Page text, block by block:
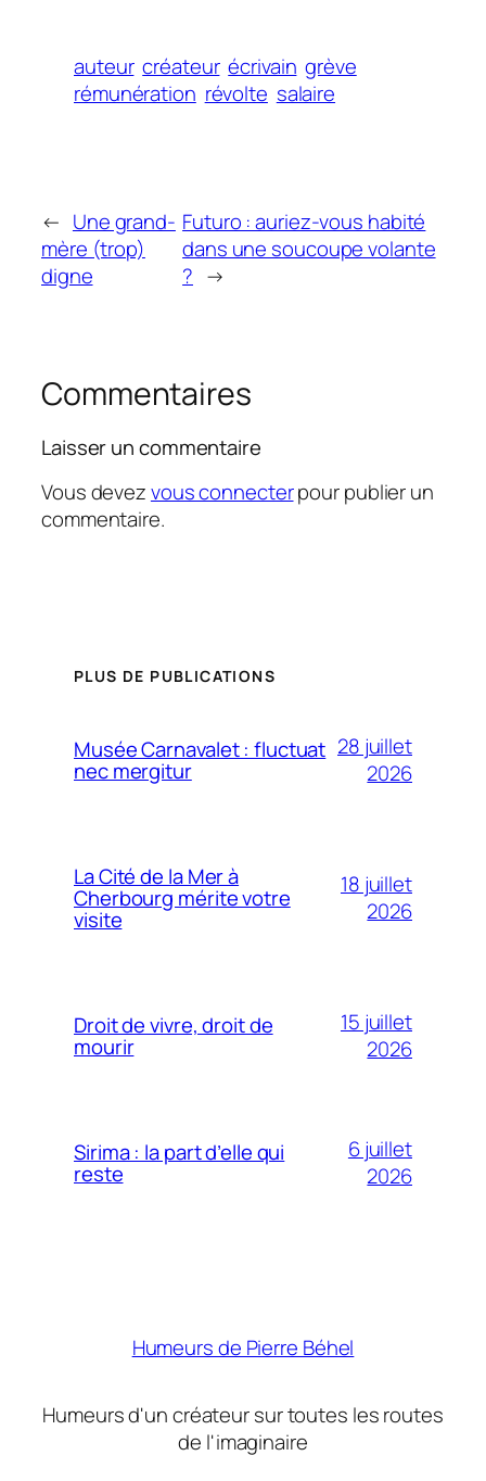
auteur créateur écrivain grève
rémunération révolte salaire
← Une grand-
mère (trop)
digne
Futuro : auriez-vous habité
dans une soucoupe volante
? →
Commentaires
Laisser un commentaire
Vous devezvous connecterpour publier un
commentaire.
PLUS DE PUBLICATIONS
Musée Carnavalet : fluctuat
nec mergitur
28 juillet
2026
La Cité de la Mer à
Cherbourg mérite votre
visite
18 juillet
2026
Droit de vivre, droit de
mourir
15 juillet
2026
Sirima : la part d’elle qui
reste
6 juillet
2026
Humeurs de Pierre Béhel
Humeurs d'un créateur sur toutes les routes
de l'imaginaire